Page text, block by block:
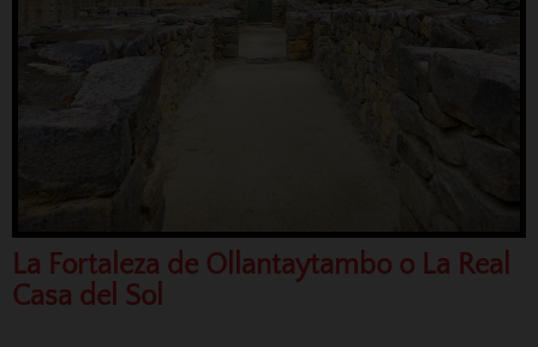
La Fortaleza de Ollantaytambo o La Real
Casa del Sol